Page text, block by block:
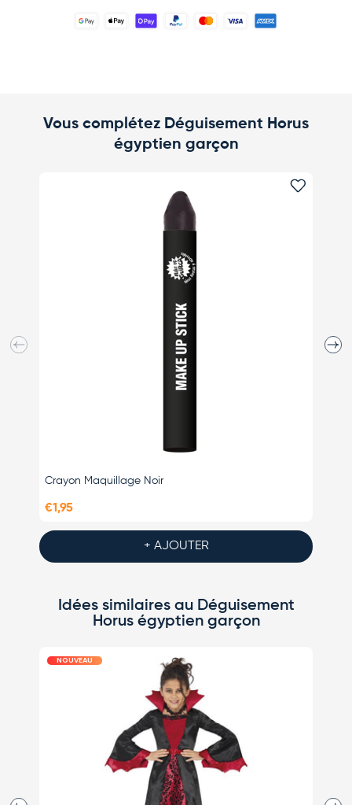
Vous complétez Déguisement Horus
égyptien garçon
Crayon Maquillage Noir
€1,95
+ AJOUTER
Précédent
Idées similaires au Déguisement
Horus égyptien garçon
NOUVEAU